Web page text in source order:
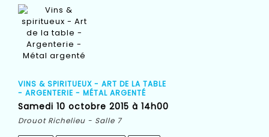
VINS & SPIRITUEUX - ART DE LA TABLE
- ARGENTERIE - MÉTAL ARGENTÉ
samedi 10 octobre 2015 à 14h00
Drouot Richelieu - Salle 7